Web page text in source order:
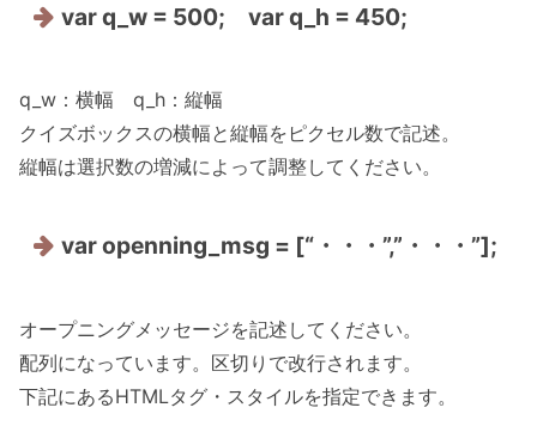
var q_w = 500; var q_h = 450;
q_w：横幅 q_h：縦幅
クイズボックスの横幅と縦幅をピクセル数で記述。
縦幅は選択数の増減によって調整してください。
var openning_msg = [“・・・”,”・・・”];
オープニングメッセージを記述してください。
配列になっています。区切りで改行されます。
下記にあるHTMLタグ・スタイルを指定できます。